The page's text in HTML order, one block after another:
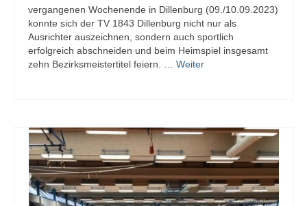
Tabelle Jugendklasse | Saison 2023/2024
Tabelle U19-Mini | Saison 2023/2024
Tabelle U15-Mini | Saison 2023/2024
Tabelle U13-Mini | Saison 2023/2024
Saison 2022/2023
vergangenen Wochenende in Dillenburg (09./10.09.2023)
konnte sich der TV 1843 Dillenburg nicht nur als
Ausrichter auszeichnen, sondern auch sportlich
erfolgreich abschneiden und beim Heimspiel insgesamt
zehn Bezirksmeistertitel feiern. … Weiter